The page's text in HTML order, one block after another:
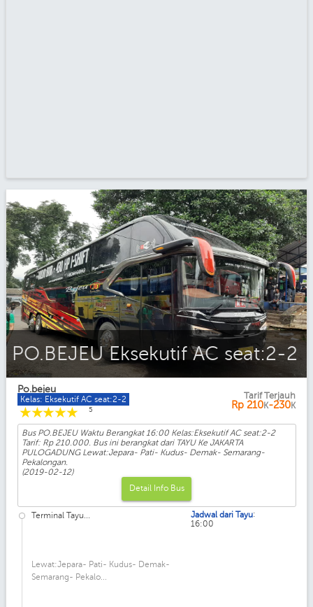
PO.BEJEU Eksekutif AC seat:2-2
Po.bejeu
Kelas: Eksekutif AC seat:2-2
☆
☆
☆
☆
☆ 5
Tarif Terjauh
Rp 210K-230K
Bus PO.BEJEU Waktu Berangkat 16:00 Kelas:Eksekutif AC seat:2-2
Tarif: Rp 210.000. Bus ini berangkat dari TAYU Ke JAKARTA
PULOGADUNG Lewat:Jepara- Pati- Kudus- Demak- Semarang-
Pekalongan.
(2019-02-12)
Detail Info Bus
Terminal Tayu...
Lewat:Jepara- Pati- Kudus- Demak-
Semarang- Pekalo...
Jadwal dari Tayu:
16:00